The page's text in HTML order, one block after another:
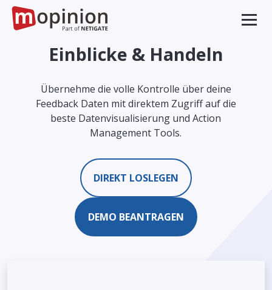
Einblicke & Handeln
Übernehme die volle Kontrolle über deine
Feedback Daten mit direktem Zugriff auf die
beste Datenvisualisierung und Action
Management Tools.
DIREKT LOSLEGEN
DEMO BEANTRAGEN